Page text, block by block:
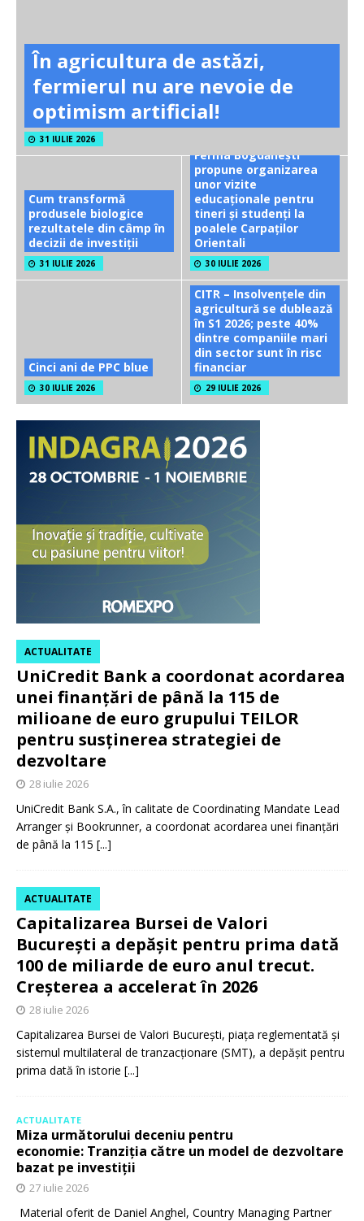
În agricultura de astăzi,
fermierul nu are nevoie de
optimism artificial!
31 IULIE 2026
Cum transformă
produsele biologice
rezultatele din câmp în
decizii de investiții
31 IULIE 2026
Ferma Bogdănești
propune organizarea
unor vizite
educaționale pentru
tineri și studenți la
poalele Carpaților
Orientali
30 IULIE 2026
Cinci ani de PPC blue
30 IULIE 2026
CITR – Insolvențele din
agricultură se dublează
în S1 2026; peste 40%
dintre companiile mari
din sector sunt în risc
financiar
29 IULIE 2026
UniCredit Bank a coordonat acordarea
unei finanțări de până la 115 de
milioane de euro grupului TEILOR
pentru susținerea strategiei de
dezvoltare
ACTUALITATE
28 iulie 2026
UniCredit Bank S.A., în calitate de Coordinating Mandate Lead
Arranger și Bookrunner, a coordonat acordarea unei finanțări
de până la 115 [...]
Capitalizarea Bursei de Valori
București a depășit pentru prima dată
100 de miliarde de euro anul trecut.
Creșterea a accelerat în 2026
ACTUALITATE
28 iulie 2026
Capitalizarea Bursei de Valori București, piața reglementată și
sistemul multilateral de tranzacționare (SMT), a depășit pentru
prima dată în istorie [...]
ACTUALITATE
Miza următorului deceniu pentru
economie: Tranziția către un model de dezvoltare
bazat pe investiții
27 iulie 2026
Material oferit de Daniel Anghel, Country Managing Partner